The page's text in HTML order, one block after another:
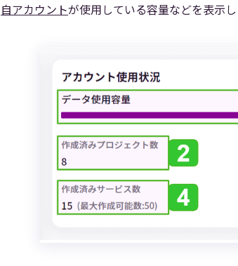
自アカウントが使用している容量などを表示し